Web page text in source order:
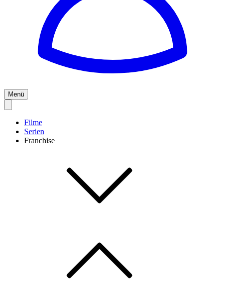
Menü
Filme
Serien
Franchise